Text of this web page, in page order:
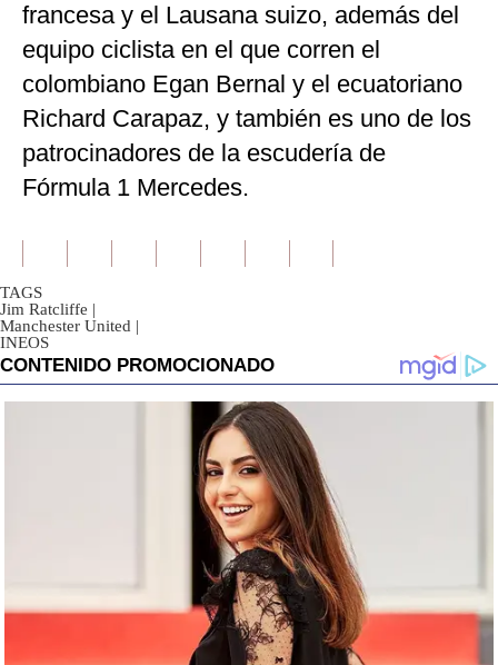
francesa y el Lausana suizo, además del
equipo ciclista en el que corren el
colombiano Egan Bernal y el ecuatoriano
Richard Carapaz, y también es uno de los
patrocinadores de la escudería de
Fórmula 1 Mercedes.
TAGS
Jim Ratcliffe |
Manchester United |
INEOS